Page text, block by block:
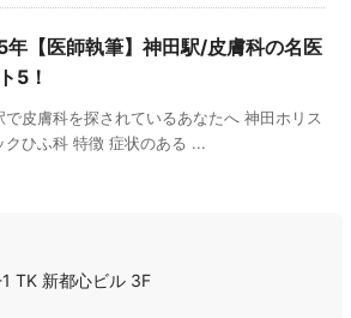
【医師執筆】神田駅/皮膚科の名医
5！
で皮膚科を探されているあなたへ 神田ホリス
クひふ科 特徴 症状のある ...
TK 新都心ビル 3F